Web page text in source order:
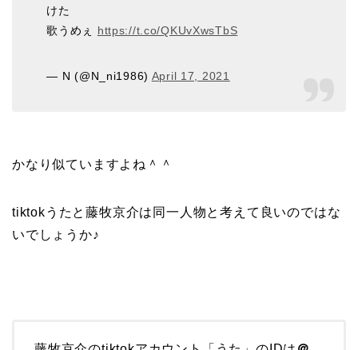
けた
歌うめぇ https://t.co/QKUvXwsTbS
— N (@N_ni1986) April 17, 2021
かなり似ていますよね＾＾
tiktokうたと藤牧京介は同一人物と考えて良いのではな
いでしょうか♪